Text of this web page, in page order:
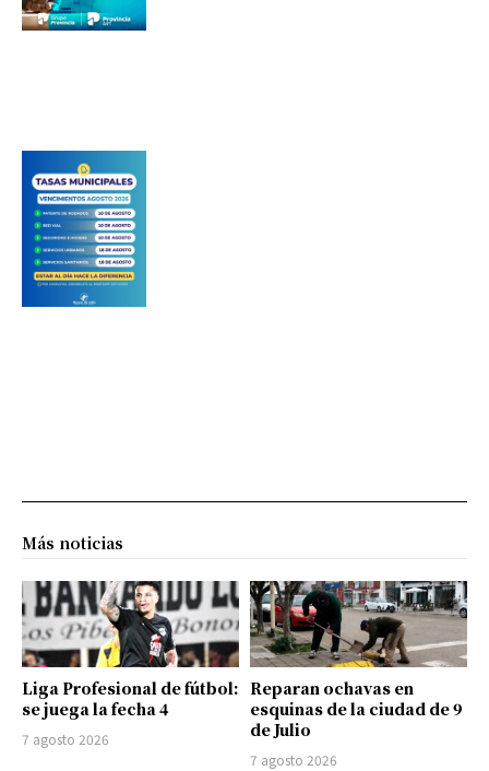
Más noticias
Liga Profesional de fútbol:
se juega la fecha 4
7 agosto 2026
Reparan ochavas en
esquinas de la ciudad de 9
de Julio
7 agosto 2026